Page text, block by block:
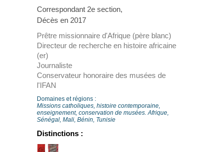
Correspondant 2e section,
Décès en 2017
Prêtre missionnaire d'Afrique (père blanc)
Directeur de recherche en histoire africaine
(er)
Journaliste
Conservateur honoraire des musées de
l'IFAN
Domaines et régions :
Missions catholiques, histoire contemporaine,
enseignement, conservation de musées. Afrique,
Sénégal, Mali, Bénin, Tunisie
Distinctions :